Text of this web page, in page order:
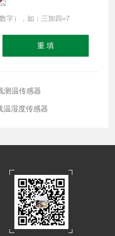
字），如：三加四=7
测温传感器
温湿度传感器